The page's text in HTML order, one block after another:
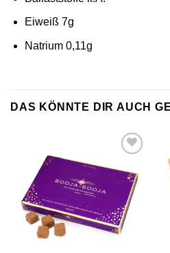
Eiweiß 7g
Natrium 0,11g
DAS KÖNNTE DIR AUCH
Wunschliste
hinzufügen